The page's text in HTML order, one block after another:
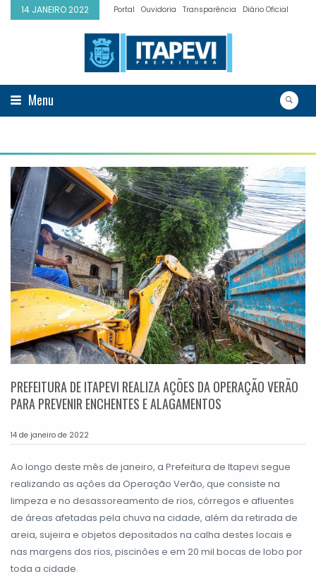
14 JANEIRO 2022 Portal Ouvidoria Transparência Diário Oficial
Menu
PREFEITURA DE ITAPEVI REALIZA AÇÕES DA OPERAÇÃO VERÃO
PARA PREVENIR ENCHENTES E ALAGAMENTOS
14 de janeiro de 2022
Ao longo deste mês de janeiro, a Prefeitura de Itapevi segue
realizando as ações da Operação Verão, que consiste na
limpeza e no desassoreamento de rios, córregos e afluentes
de áreas afetadas pela chuva na cidade, além da retirada de
areia, sujeira e objetos depositados na calha destes locais e
nas margens dos rios, piscinões e em 20 mil bocas de lobo por
toda a cidade.